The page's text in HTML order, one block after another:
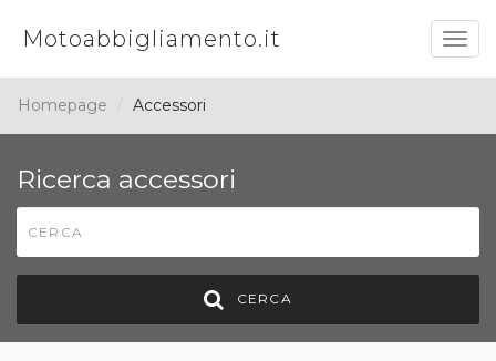
Motoabbigliamento.it
Homepage Accessori
Ricerca accessori
CERCA